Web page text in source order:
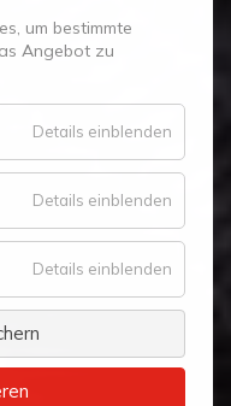
um bestimmte
Angebot zu
Details einblenden
Details einblenden
Komfort
Details einblenden
Statistik